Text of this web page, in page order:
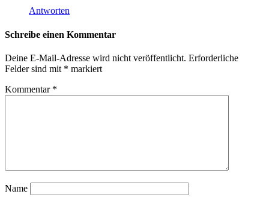
Antworten
Schreibe einen Kommentar
Deine E-Mail-Adresse wird nicht veröffentlicht. Erforderliche
Felder sind mit * markiert
Kommentar *
Name